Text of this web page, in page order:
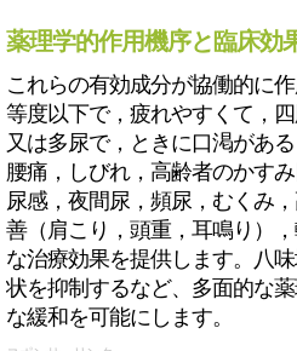
薬理学的作用機序と臨床効
これらの有効成分が協働的に
等度以下で，疲れやすくて，
又は多尿で，ときに口渇があ
腰痛，しびれ，高齢者のかす
尿感，夜間尿，頻尿，むくみ
善（肩こり，頭重，耳鳴り）
な治療効果を提供します。八
状を抑制するなど、多面的な
な緩和を可能にします。